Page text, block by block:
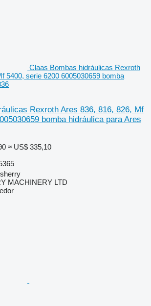
Claas Bombas hidráulicas Rexroth
5400, serie 6200 6005030659 bomba
Rexroth Ares 836, 816, 826, Mf
bomba hidráulica para Ares
≈ US$ 335,10
MACHINERY LTD